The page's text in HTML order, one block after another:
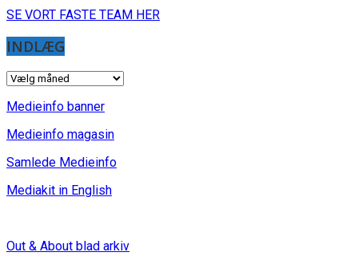
SE VORT FASTE TEAM HER
INDLÆG
INDLÆG
Medieinfo banner
Medieinfo magasin
Samlede Medieinfo
Mediakit in English
Out & About blad arkiv